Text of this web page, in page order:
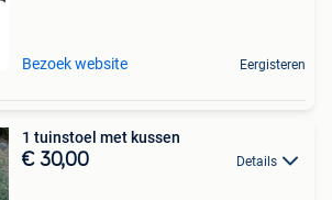
Bezoek website Eergisteren
1 tuinstoel met kussen
€ 30,00 Details